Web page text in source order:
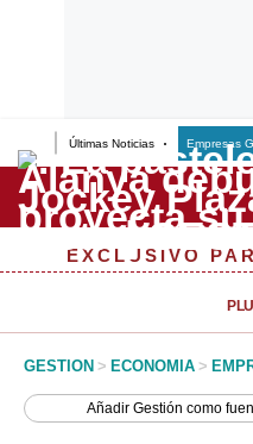
Últimas Noticias Empresas G
Lo último
Peru Quiosco
Management & Empleo
EXCLUSIVO
GESTION > ECONOMIA >
AñadirGestión como